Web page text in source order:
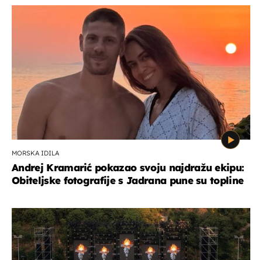
MORSKA IDILA
Andrej Kramarić pokazao svoju najdražu ekipu:
Obiteljske fotografije s Jadrana pune su topline